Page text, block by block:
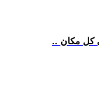
كل مكان